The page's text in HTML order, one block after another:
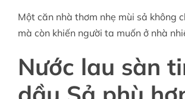
Một căn nhà thơm nhẹ mùi sả không
mà còn khiến người ta muốn ở nhà
Nước lau sàn